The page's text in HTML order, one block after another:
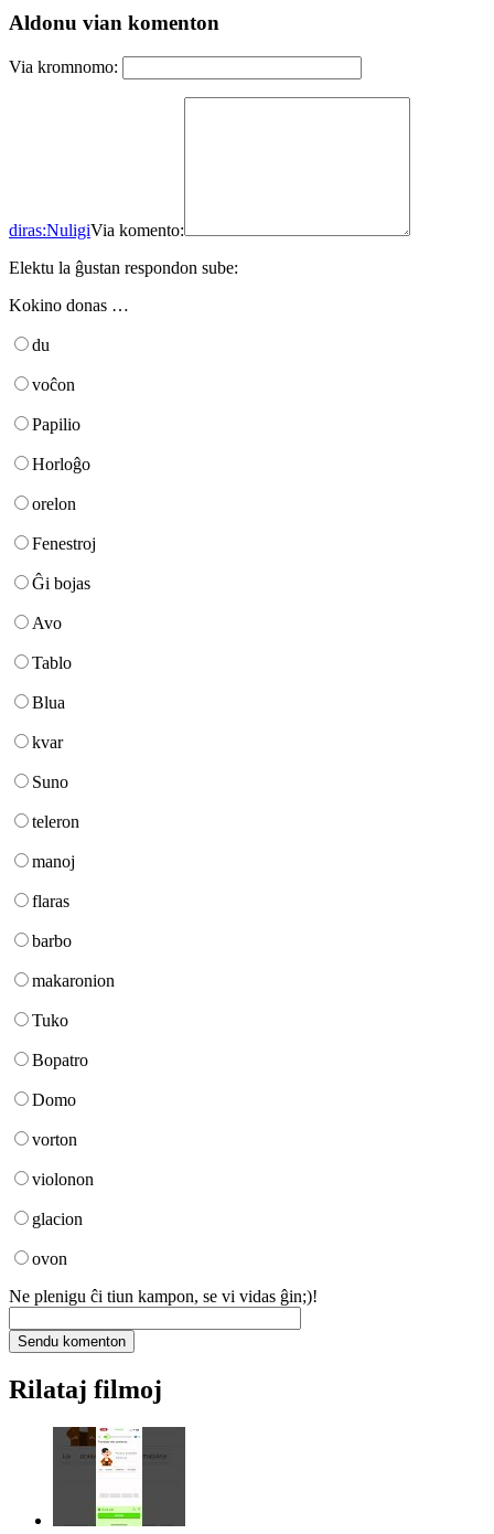
Aldonu vian komenton
Via kromnomo:
diras:NuligiVia komento:
Elektu la ĝustan respondon sube:
Kokino donas …
du
voĉon
Papilio
Horloĝo
orelon
Fenestroj
Ĝi bojas
Avo
Tablo
Blua
kvar
Suno
teleron
manoj
flaras
barbo
makaronion
Tuko
Bopatro
Domo
vorton
violonon
glacion
ovon
Ne plenigu ĉi tiun kampon, se vi vidas ĝin;)!
Rilataj filmoj